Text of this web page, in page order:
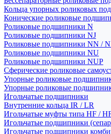
Кольца упорных роликовых
Конические роликовые
Роликовые подшипники N
Роликовые подшипники NJ
Роликовые подшипники NN /
Роликовые подшипники NU
Роликовые подшипники NUP
Сферические роликовые
Упорные роликовые
Упорные роликовые
Игольчатые подшипники
Внутренние кольца IR / LR
Игольчатые муфты типа HF /
Игольчатые подшипники
Игольчатые подшипники